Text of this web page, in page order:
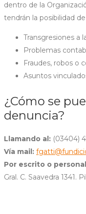
dentro de la
tendrán la posibilidad
Transgresiones a
Problemas
Fraudes, robos o
Asuntos
¿Cómo se
denuncia?
Llamando al: (03404)
Vía mail:
Por escrito o
Gral. C. Saavedra 1341.